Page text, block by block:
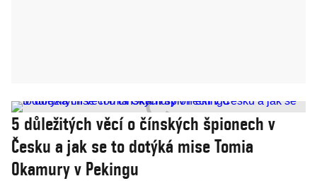
5 důležitých věcí o čínských špionech v
Česku a jak se to dotýká mise Tomia
Okamury v Pekingu